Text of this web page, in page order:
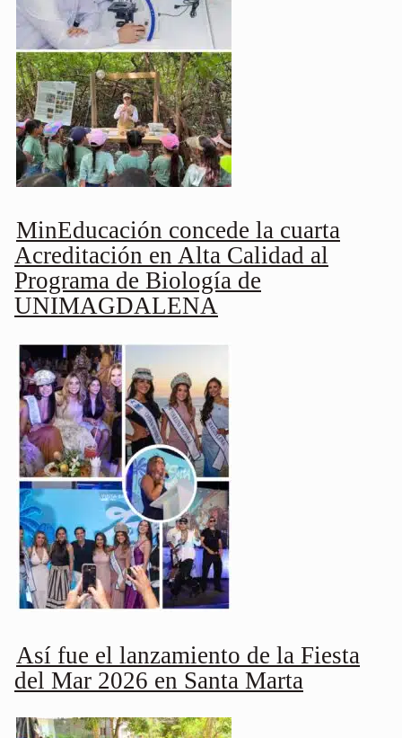
MinEducación concede la cuarta
Acreditación en Alta Calidad al
Programa de Biología de
UNIMAGDALENA
Así fue el lanzamiento de la Fiesta
del Mar 2026 en Santa Marta